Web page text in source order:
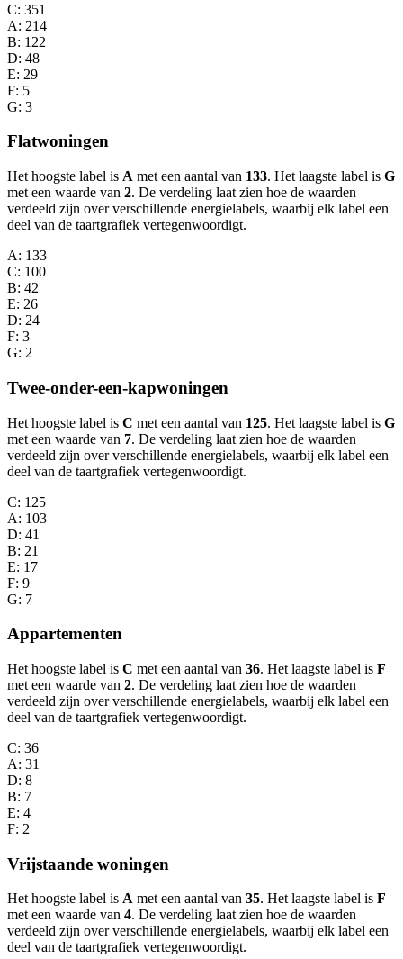
C: 351
A: 214
B: 122
D: 48
E: 29
F: 5
G: 3
Flatwoningen
Het hoogste label is A met een aantal van 133. Het laagste label is G
met een waarde van 2. De verdeling laat zien hoe de waarden
verdeeld zijn over verschillende energielabels, waarbij elk label een
deel van de taartgrafiek vertegenwoordigt.
A: 133
C: 100
B: 42
E: 26
D: 24
F: 3
G: 2
Twee-onder-een-kapwoningen
Het hoogste label is C met een aantal van 125. Het laagste label is G
met een waarde van 7. De verdeling laat zien hoe de waarden
verdeeld zijn over verschillende energielabels, waarbij elk label een
deel van de taartgrafiek vertegenwoordigt.
C: 125
A: 103
D: 41
B: 21
E: 17
F: 9
G: 7
Appartementen
Het hoogste label is C met een aantal van 36. Het laagste label is F
met een waarde van 2. De verdeling laat zien hoe de waarden
verdeeld zijn over verschillende energielabels, waarbij elk label een
deel van de taartgrafiek vertegenwoordigt.
C: 36
A: 31
D: 8
B: 7
E: 4
F: 2
Vrijstaande woningen
Het hoogste label is A met een aantal van 35. Het laagste label is F
met een waarde van 4. De verdeling laat zien hoe de waarden
verdeeld zijn over verschillende energielabels, waarbij elk label een
deel van de taartgrafiek vertegenwoordigt.